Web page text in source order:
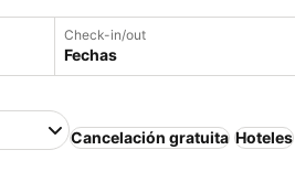
Check-in/out
Fechas
Cancelación gratuita Hoteles